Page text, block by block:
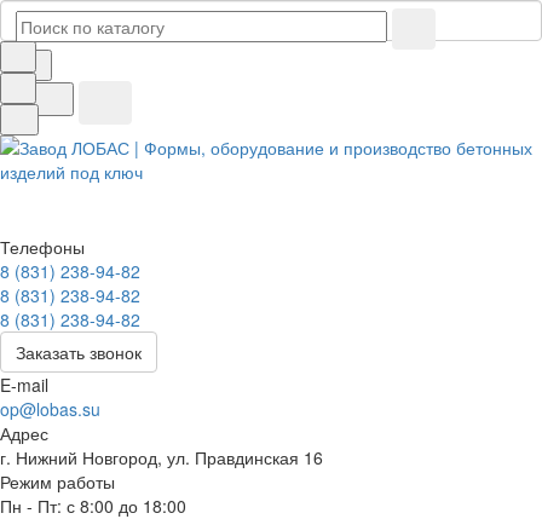
Телефоны
8 (831) 238-94-82
8 (831) 238-94-82
8 (831) 238-94-82
Заказать звонок
E-mail
op@lobas.su
Адрес
г. Нижний Новгород, ул. Правдинская 16
Режим работы
Пн - Пт: с 8:00 до 18:00